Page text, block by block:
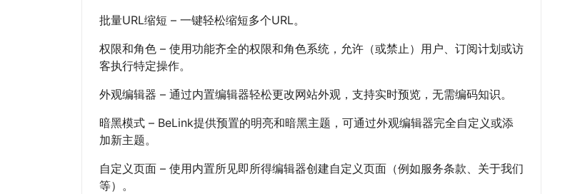
批量URL缩短 – 一键轻松缩短多个URL。
权限和角色 – 使用功能齐全的权限和角色系统，允许（或禁止）用户、订阅计划或访
客执行特定操作。
外观编辑器 – 通过内置编辑器轻松更改网站外观，支持实时预览，无需编码知识。
暗黑模式 – BeLink提供预置的明亮和暗黑主题，可通过外观编辑器完全自定义或添
加新主题。
自定义页面 – 使用内置所见即所得编辑器创建自定义页面（例如服务条款、关于我们
等）。